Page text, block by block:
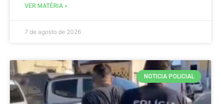
VER MATÉRIA »
7 de agosto de 2026
NOTICIA POLICIAL